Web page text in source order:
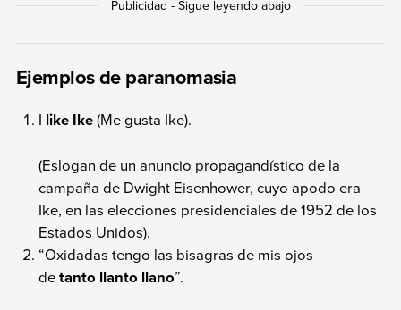
Ejemplos de paranomasia
I like Ike(Me gusta Ike).
(Eslogan de un anuncio propagandístico de la
campaña de Dwight Eisenhower, cuyo apodo era
Ike, en las elecciones presidenciales de 1952 de los
Estados Unidos).
“Oxidadas tengo las bisagras de mis ojos
detanto llanto llano”.